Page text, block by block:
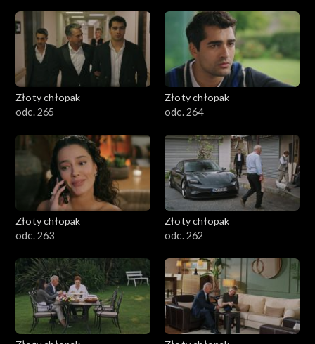
Złoty chłopak
odc. 265
Złoty chłopak
odc. 264
Złoty chłopak
odc. 263
Złoty chłopak
odc. 262